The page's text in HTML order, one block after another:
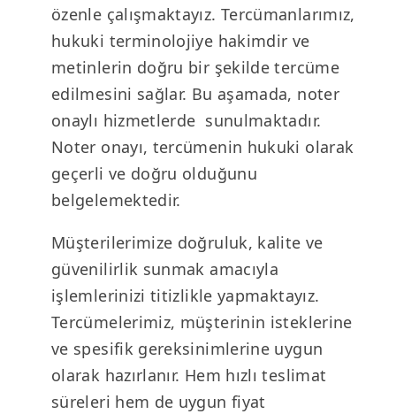
özenle çalışmaktayız. Tercümanlarımız,
hukuki terminolojiye hakimdir ve
metinlerin doğru bir şekilde tercüme
edilmesini sağlar. Bu aşamada, noter
onaylı hizmetlerde sunulmaktadır.
Noter onayı, tercümenin hukuki olarak
geçerli ve doğru olduğunu
belgelemektedir.
Müşterilerimize doğruluk, kalite ve
güvenilirlik sunmak amacıyla
işlemlerinizi titizlikle yapmaktayız.
Tercümelerimiz, müşterinin isteklerine
ve spesifik gereksinimlerine uygun
olarak hazırlanır. Hem hızlı teslimat
süreleri hem de uygun fiyat